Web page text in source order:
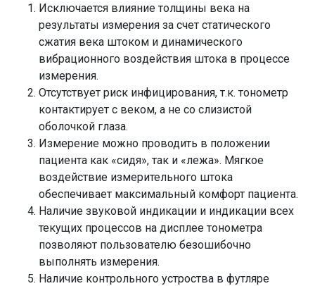
Исключается влияние толщины века на
результаты измерения за счет статического
сжатия века штоком и динамического
вибрационного воздействия штока в процессе
измерения.
Отсутствует риск инфицирования, т.к. тонометр
контактирует с веком, а не со слизистой
оболочкой глаза.
Измерение можно проводить в положении
пациента как «сидя», так и «лежа». Мягкое
воздействие измерительного штока
обеспечивает максимальный комфорт пациента.
Наличие звуковой индикации и индикации всех
текущих процессов на дисплее тонометра
позволяют пользователю безошибочно
выполнять измерения.
Наличие контрольного устроства в футляре